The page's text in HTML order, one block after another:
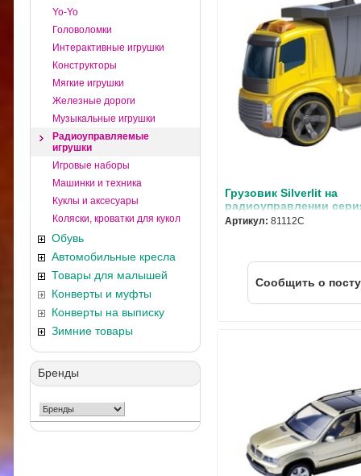
Yo-Yo
Головоломки
Интерактивные игрушки
Конструкторы
Мягкие игрушки
Железные дороги
Музыкальные игрушки
Радиоуправляемые
игрушки
Игровые наборы
Машинки и техника
Куклы и аксесуары
Коляски, кроватки для кукол
Обувь
Автомобильные кресла
Товары для малышей
Конверты и муфты
Конверты на выписку
Зимние товары
Бренды
Грузовик Silverlit на
радиоуправлении
fun"
Артикул: 81112C
Cообщить о